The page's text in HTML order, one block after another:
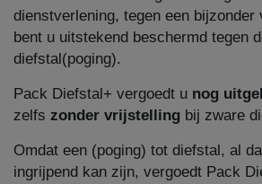
dienstverlening, tegen een bijzonder
bent u uitstekend beschermd tegen
diefstal(poging).
Pack Diefstal+ vergoedt u nog
zelfs zonder vrijstelling bij zware
Omdat een (poging) tot diefstal, al
ingrijpend kan zijn, vergoedt Pack